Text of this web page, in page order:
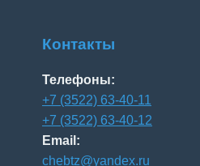
Контакты
Телефоны:
+7 (3522) 63-40-11
+7 (3522) 63-40-12
Email:
chebtz@yandex.ru